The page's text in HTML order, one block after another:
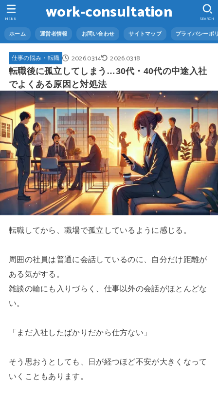
work-consultation
ホーム 運営者情報 お問い合わせ サイトマップ プライバシーポ
SEARCH
MENU
仕事の悩み・転職 2026.03.14 2026.03.18
転職後に孤立してしまう…30代・40代の中途入社
でよくある原因と対処法
転職してから、職場で孤立しているように感じる。
周囲の社員は普通に会話しているのに、自分だけ距離が
ある気がする。
雑談の輪にも入りづらく、仕事以外の会話がほとんどな
い。
「まだ入社したばかりだから仕方ない」
そう思おうとしても、日が経つほど不安が大きくなって
いくこともあります。